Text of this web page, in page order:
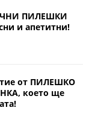
ПИЛЕШКИ
и апетитни!
от ПИЛЕШКО
което ще